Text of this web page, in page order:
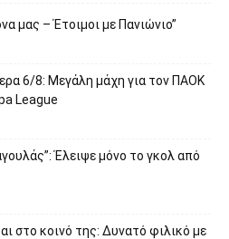
μας – Έτοιμοι με Πανιώνιο”
6/8: Μεγάλη μάχη για τον ΠΑΟΚ
League
Έλειψε μόνο το γκολ από
στο κοινό της: Δυνατό φιλικό με